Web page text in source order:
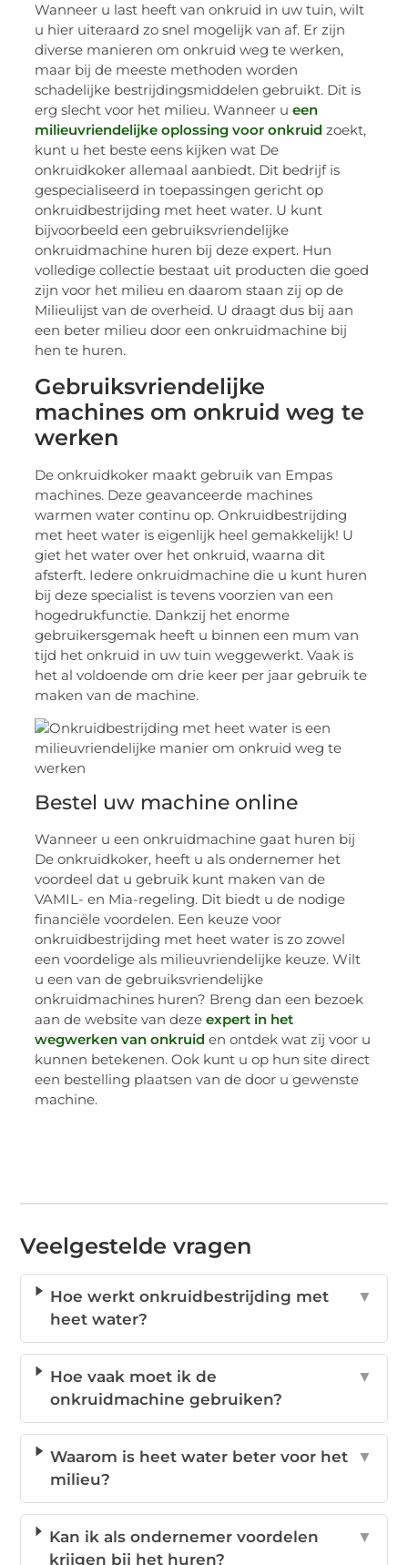
Wanneer u last heeft van onkruid in uw tuin, wilt
u hier uiteraard zo snel mogelijk van af. Er zijn
diverse manieren om onkruid weg te werken,
maar bij de meeste methoden worden
schadelijke bestrijdingsmiddelen gebruikt. Dit is
erg slecht voor het milieu. Wanneer ueen
milieuvriendelijke oplossing voor onkruid zoekt,
kunt u het beste eens kijken wat De
onkruidkoker allemaal aanbiedt. Dit bedrijf is
gespecialiseerd in toepassingen gericht op
onkruidbestrijding met heet water. U kunt
bijvoorbeeld een gebruiksvriendelijke
onkruidmachine huren bij deze expert. Hun
volledige collectie bestaat uit producten die goed
zijn voor het milieu en daarom staan zij op de
Milieulijst van de overheid. U draagt dus bij aan
een beter milieu door een onkruidmachine bij
hen te huren.
Gebruiksvriendelijke
machines om onkruid weg te
werken
De onkruidkoker maakt gebruik van Empas
machines. Deze geavanceerde machines
warmen water continu op. Onkruidbestrijding
met heet water is eigenlijk heel gemakkelijk! U
giet het water over het onkruid, waarna dit
afsterft. Iedere onkruidmachine die u kunt huren
bij deze specialist is tevens voorzien van een
hogedrukfunctie. Dankzij het enorme
gebruikersgemak heeft u binnen een mum van
tijd het onkruid in uw tuin weggewerkt. Vaak is
het al voldoende om drie keer per jaar gebruik te
maken van de machine.
Bestel uw machine online
Wanneer u een onkruidmachine gaat huren bij
De onkruidkoker, heeft u als ondernemer het
voordeel dat u gebruik kunt maken van de
VAMIL- en Mia-regeling. Dit biedt u de nodige
financiële voordelen. Een keuze voor
onkruidbestrijding met heet water is zo zowel
een voordelige als milieuvriendelijke keuze. Wilt
u een van de gebruiksvriendelijke
onkruidmachines huren? Breng dan een bezoek
aan de website van dezeexpert in het
wegwerken van onkruid en ontdek wat zij voor u
kunnen betekenen. Ook kunt u op hun site direct
een bestelling plaatsen van de door u gewenste
machine.
Veelgestelde vragen
Hoe werkt onkruidbestrijding met
heet water?
▼
Hoe vaak moet ik de
onkruidmachine gebruiken?
▼
Waarom is heet water beter voor het
milieu?
▼
Kan ik als ondernemer voordelen
krijgen bij het huren?
▼